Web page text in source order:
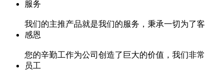
服务
我们的主推产品就是我们的服务，秉承一切为了
感恩
您的辛勤工作为公司创造了巨大的价值，我们非
员工